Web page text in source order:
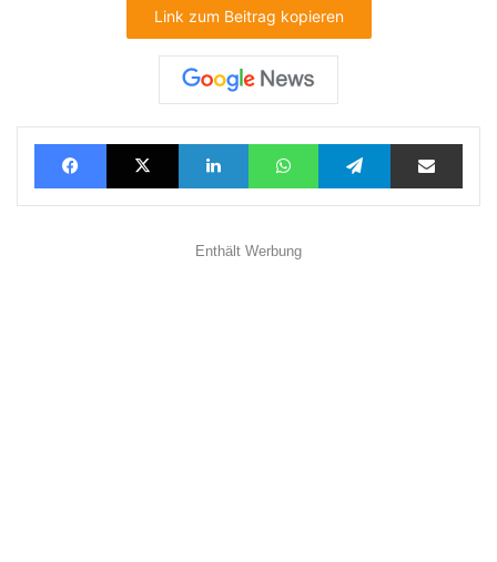
Link zum Beitrag kopieren
FacebookX LinkedInWhatsAppTelegramTeilen via E-Mail
Enthält Werbung